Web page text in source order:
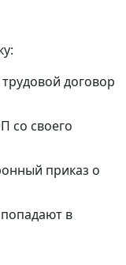
договор
со своего
приказ о
в